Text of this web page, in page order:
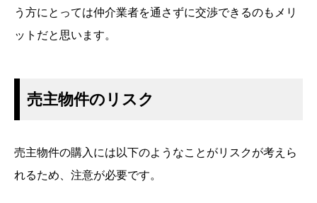
う方にとっては仲介業者を通さずに交渉できるのもメリ
ットだと思います。
売主物件のリスク
売主物件の購入には以下のようなことがリスクが考えら
れるため、注意が必要です。